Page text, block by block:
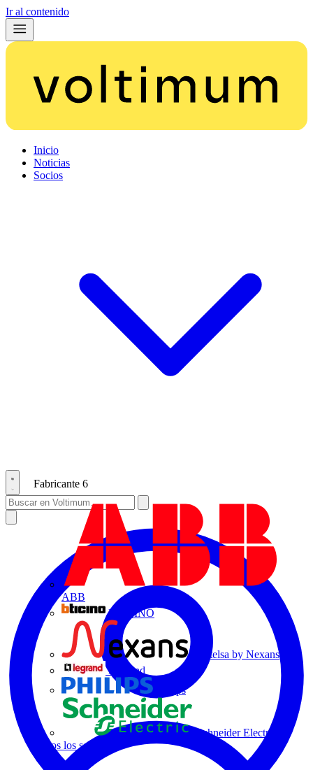
Ir al contenido
Inicio
Noticias
Socios
Fabricante 6
ABB
BTICINO
Centelsa by Nexans
Legrand
Philips
Schneider Electric
Todos los socios